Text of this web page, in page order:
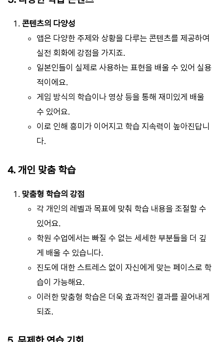
콘텐츠의 다양성
앱은 다양한 주제와 상황을 다루는 콘텐츠를 제공하여
실전 회화에 강점을 가지죠.
일본인들이 실제로 사용하는 표현을 배울 수 있어 실용
적이에요.
게임 방식의 학습이나 영상 등을 통해 재미있게 배울
수 있어요.
이로 인해 흥미가 이어지고 학습 지속력이 높아진답니
다.
4. 개인 맞춤 학습
맞춤형 학습의 강점
각 개인의 레벨과 목표에 맞춰 학습 내용을 조절할 수
있어요.
학원 수업에서는 빠질 수 없는 세세한 부분들을 더 깊
게 배울 수 있습니다.
진도에 대한 스트레스 없이 자신에게 맞는 페이스로 학
습이 가능해요.
이러한 맞춤형 학습은 더욱 효과적인 결과를 끌어내게
되죠.